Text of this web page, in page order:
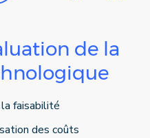
de la
faisabilité
des coûts